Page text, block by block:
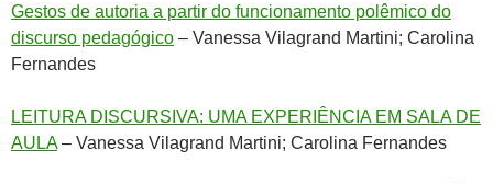
Gestos de autoria a partir do funcionamento polêmico do
discurso pedagógico – Vanessa Vilagrand Martini; Carolina
Fernandes
LEITURA DISCURSIVA: UMA EXPERIÊNCIA EM SALA DE
AULA– Vanessa Vilagrand Martini; Carolina Fernandes